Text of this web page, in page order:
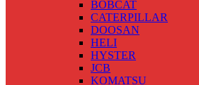
BOBCAT
CATERPILLAR
DOOSAN
HELI
HYSTER
JCB
KOMATSU